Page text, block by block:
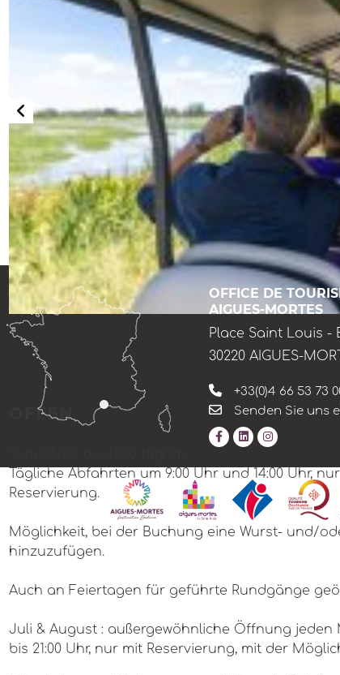
OFFEN
Tägliche Abfahrten um 9:00 Uhr und 14:00 Uhr,
Reservierung.
Möglichkeit, bei der Buchung eine Wurst- und/
hinzuzufügen.
Auch an Feiertagen für geführte Rundgänge
Juli & August : außergewöhnliche Öffnung jeden
bis 21:00 Uhr, nur mit Reservierung, mit der
OFFICE DE
AIGUES-MORTES
Place Saint Louis -
30220 AIGUES-
+33(0)4 66 53 73
Senden Sie uns